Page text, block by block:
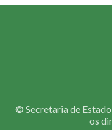
© Secretaria de
os